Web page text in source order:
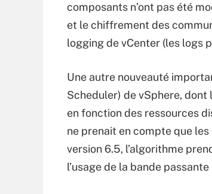
composants n’ont pas été
et le chiffrement des
logging de vCenter (les logs
Une autre nouveauté
Scheduler) de vSphere,
en fonction des ressources
ne prenait en compte que
version 6.5, l’algorithme
l’usage de la bande